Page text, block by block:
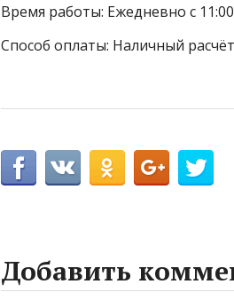
Время работы: Ежедневно с
Способ оплаты: Наличный
Добавить